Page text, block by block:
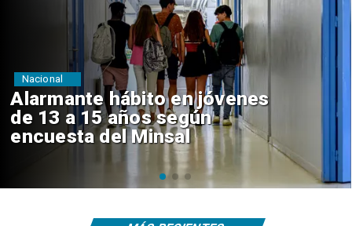
Aprueban creación del Parque
Sebastián Piñera con inversión
de $4 mil millones
Regiones